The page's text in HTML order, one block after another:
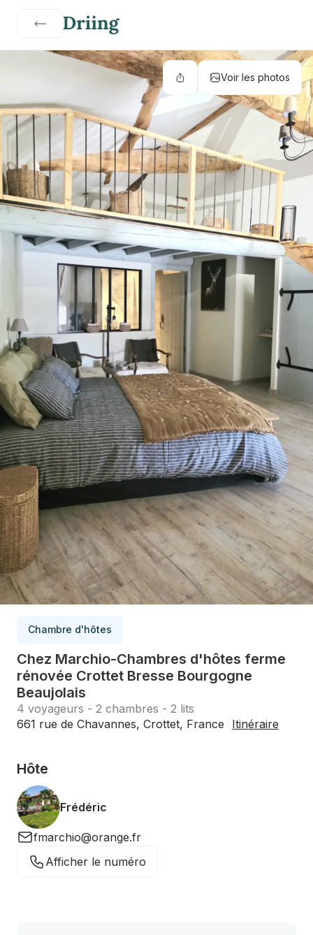
Voir les photos
Chambre d'hôtes
Chez Marchio-Chambres d'hôtes ferme
rénovée Crottet Bresse Bourgogne
Beaujolais
4 voyageurs - 2 chambres - 2 lits
661 rue de Chavannes, Crottet, France
Itinéraire
Hôte
Frédéric
fmarchio@orange.fr
Afficher le numéro